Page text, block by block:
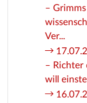
–
Ver...
– Richter
will